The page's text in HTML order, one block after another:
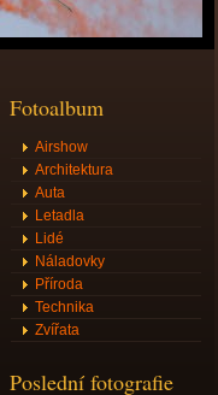
Fotoalbum
Airshow
Architektura
Auta
Letadla
Lidé
Náladovky
Příroda
Technika
Zvířata
Poslední fotografie